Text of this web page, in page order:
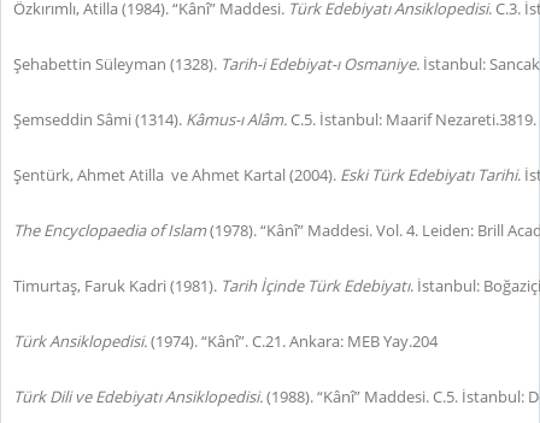
Özkırımlı, Atilla (1984). “Kânî” Maddesi. Türk Edebiyatı Ansiklopedisi. C.3.
Şehabettin Süleyman (1328). Tarih-i Edebiyat-ı Osmaniye. İstanbul:
Şemseddin Sâmi (1314). Kâmus-ı Alâm.C.5. İstanbul: Maarif Nezareti.3819.
Şentürk, Ahmet Atilla ve Ahmet Kartal (2004). Eski Türk Edebiyatı Tarihi.
The Encyclopaedia of Islam(1978). “Kânî” Maddesi. Vol. 4. Leiden: Brill
Timurtaş, Faruk Kadri (1981). Tarih İçinde Türk Edebiyatı. İstanbul:
Türk Ansiklopedisi.(1974). “Kânî”. C.21. Ankara: MEB Yay.204
Türk Dili ve Edebiyatı Ansiklopedisi.(1988). “Kânî” Maddesi. C.5. İstanbul: